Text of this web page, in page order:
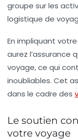
groupe sur les
logistique de
En impliquant
aurez l’assurance
voyage, ce qui
inoubliables. Cet
dans le cadre des
Le soutien
votre voyage